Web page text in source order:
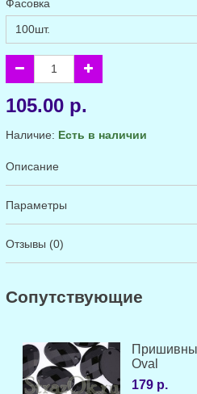
Фасовка
105.00 р.
Наличие: Есть в наличии
Описание
Параметры
Отзывы (0)
Cопутствующие
Oval
179 р.